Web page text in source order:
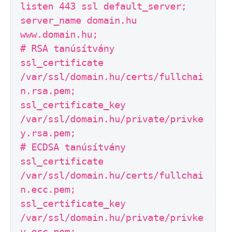
listen 443 ssl default_server;
server_name domain.hu
www.domain.hu;
# RSA tanúsítvány
ssl_certificate
/var/ssl/domain.hu/certs/fullchai
n.rsa.pem;
ssl_certificate_key
/var/ssl/domain.hu/private/privke
y.rsa.pem;
# ECDSA tanúsítvány
ssl_certificate
/var/ssl/domain.hu/certs/fullchai
n.ecc.pem;
ssl_certificate_key
/var/ssl/domain.hu/private/privke